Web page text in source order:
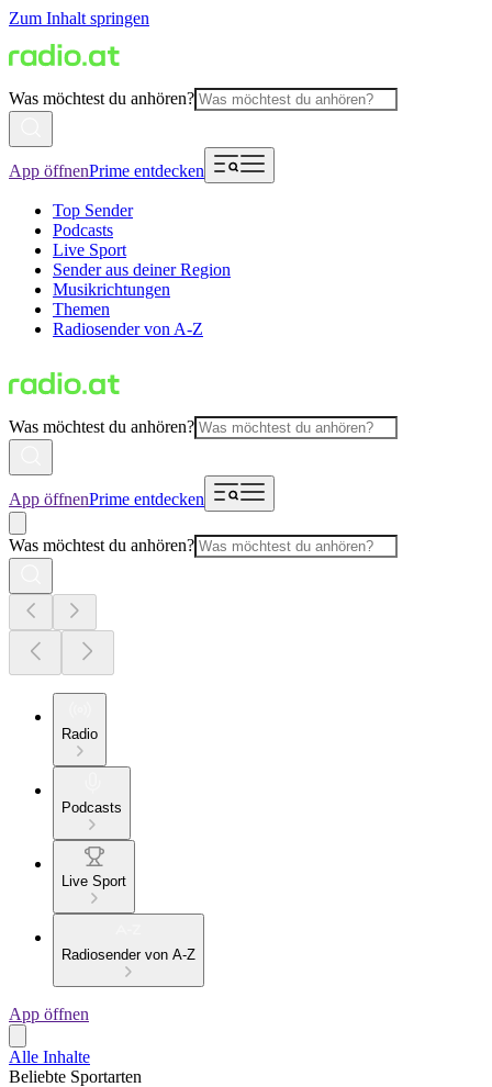
Zum Inhalt springen
Was möchtest du anhören?
App öffnenPrime entdecken
Top Sender
Podcasts
Live Sport
Sender aus deiner Region
Musikrichtungen
Themen
Radiosender von A-Z
Was möchtest du anhören?
App öffnenPrime entdecken
Was möchtest du anhören?
Radio
Podcasts
Live Sport
Radiosender von A-Z
App öffnen
Alle Inhalte
Beliebte Sportarten